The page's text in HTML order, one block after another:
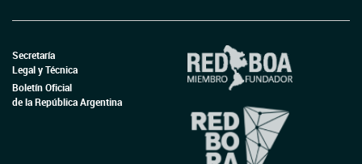
Secretaría
Legal y Técnica
Boletín Oficial
de la República Argentina